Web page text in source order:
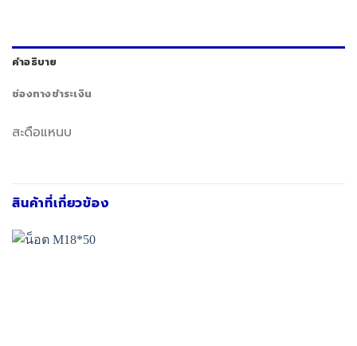
คำอธิบาย
ช่องทางชำระเงิน
สะดือแหนบ
สินค้าที่เกี่ยวข้อง